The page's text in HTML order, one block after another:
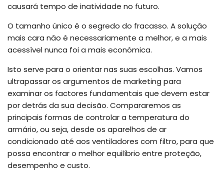
causará tempo de inatividade no futuro.
O tamanho único é o segredo do fracasso. A solução
mais cara não é necessariamente a melhor, e a mais
acessível nunca foi a mais económica.
Isto serve para o orientar nas suas escolhas. Vamos
ultrapassar os argumentos de marketing para
examinar os factores fundamentais que devem estar
por detrás da sua decisão. Compararemos as
principais formas de controlar a temperatura do
armário, ou seja, desde os aparelhos de ar
condicionado até aos ventiladores com filtro, para que
possa encontrar o melhor equilíbrio entre proteção,
desempenho e custo.